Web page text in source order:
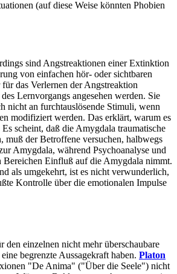
(auf diese Weise könnten Phobien
sind Angstreaktionen einer Extinktion
von einfachen hör- oder sichtbaren
das Verlernen der Angstreaktion
Lernvorgangs angesehen werden. Sie
nicht an furchtauslösende Stimuli, wenn
modifiziert werden. Das erklärt, warum es
scheint, daß die Amygdala traumatische
muß der Betroffene versuchen, halbwegs
Amygdala, während Psychoanalyse und
Bereichen Einfluß auf die Amygdala nimmt.
als umgekehrt, ist es nicht verwunderlich,
Kontrolle über die emotionalen Impulse
einzelnen nicht mehr überschaubare
begrenzte Aussagekraft haben. Platon
"De Anima" ("Über die Seele") nicht